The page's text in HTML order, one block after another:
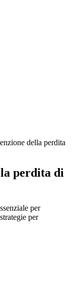
della perdita
perdita di
per
per